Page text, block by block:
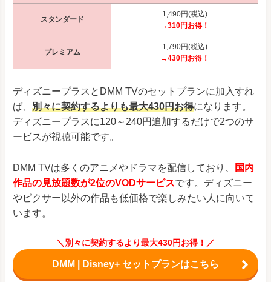
スタンダード
1,490円(税込)
→310円お得！
プレミアム
1,790円(税込)
→430円お得！
ディズニープラスとDMM TVのセットプランに加入すれ
ば、 別々に契約するよりも最大430円お得になります。
ディズニープラスに120～240円追加するだけで2つのサ
ービスが視聴可能です。
DMM TVは多くのアニメやドラマを配信しており、
国内
作品の見放題数が2位のVODサービスです。ディズニー
やピクサー以外の作品も低価格で楽しみたい人に向いて
います。
＼別々に契約するより最大430円お得！／
DMM | Disney+ セットプランはこちら